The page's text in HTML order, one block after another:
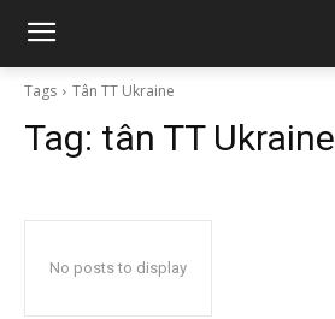
Tags Tân TT Ukraine
Tag: tân TT Ukraine
No posts to display